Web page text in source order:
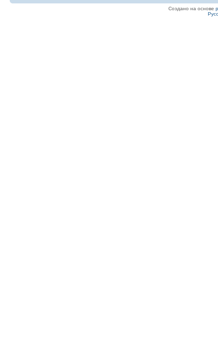
Создано на основе